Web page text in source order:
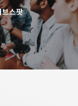
브스팟